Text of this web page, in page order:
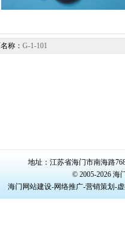
名称： G-1-101
地址：江苏省海门市南海路
© 2005-2026
海门网站建设-网络推广-营销策划-